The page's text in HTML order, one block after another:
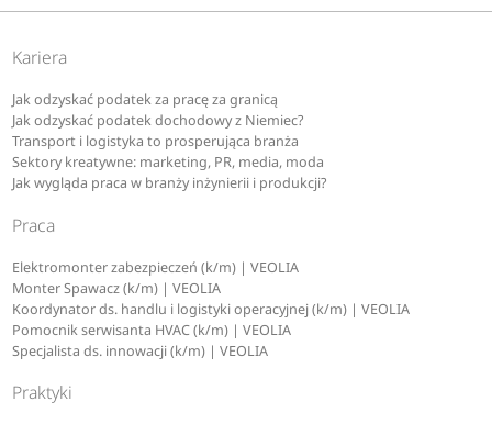
Kariera
Jak odzyskać podatek za pracę za granicą
Jak odzyskać podatek dochodowy z Niemiec?
Transport i logistyka to prosperująca branża
Sektory kreatywne: marketing, PR, media, moda
Jak wygląda praca w branży inżynierii i produkcji?
Praca
Elektromonter zabezpieczeń (k/m) | VEOLIA
Monter Spawacz (k/m) | VEOLIA
Koordynator ds. handlu i logistyki operacyjnej (k/m) | VEOLIA
Pomocnik serwisanta HVAC (k/m) | VEOLIA
Specjalista ds. innowacji (k/m) | VEOLIA
Praktyki